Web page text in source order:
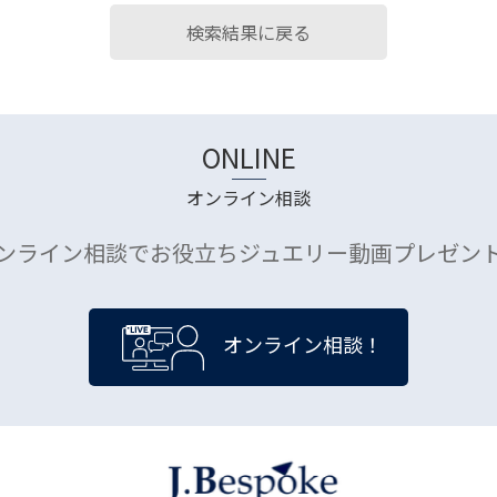
検索結果に戻る
ONLINE
オンライン相談
ライン相談でお役立ちジュエリー動画プレゼン
オンライン相談！